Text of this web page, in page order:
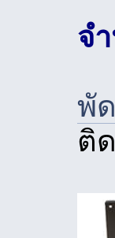
จ
พั
ติ